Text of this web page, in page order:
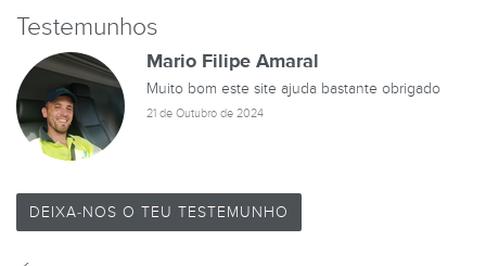
Testemunhos
Mario Filipe Amaral
Muito bom este site ajuda bastante obrigado
21 de Outubro de 2024
DEIXA-NOS O TEU TESTEMUNHO